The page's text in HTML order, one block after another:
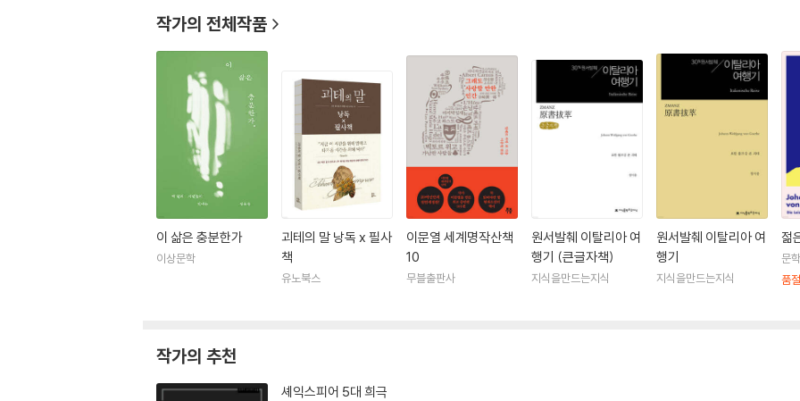
대를 여는 작품인 『괴츠 폰 베를리힝겐』이 1773년 발표되자 독일에서는 뜨거운 논쟁이 벌어졌는데, 독일에서 드라마의 전통
따르지 않고 최초로 영국의 셰익스피어 극을 모방했기 때문이었다. 프로이센의 왕까지 가세한 이 논쟁으로 인해 괴테는 독일에
1768년 건강상의 이유로 요양 생활을 했는데, 그 무렵 신비주의와 중세의 연금술에 관심을 갖게 되었다. 1770년 스트라스부르
되면서 셰익스피어 문학에도 심취했다. 변호사가 된 그는 1772년 제국 고등법원의 실습생으로서 몇 달 동안 베츨러에 머물렀다
하게 되는 아픔을 겪고, 그 경험을 바탕으로 『젊은 베르테르의 슬픔』(1744)을 써, 문단에 이름을 떨쳤다. 『젊은 베르테르의 슬
테르의 옷차림이 유행하고 모방 자살까지 일어나는 등 유럽 전역에서 폭발적인 인기를 끌었다.
1774년 『젊은 베르테르의 슬픔』이 발표되자 괴테는 일약 유럽에서 유명 작가가 되었다. 전국에서 수많은 사람들이 이 젊은 작
투름 운트 드랑'(질풍노도시대, 문예의 혁명 운동)의 대표작으로서 전 독일 뿐만 아니라 전 유럽에 알려졌다. 1775년 제2의 고
82년에는 귀족 반열에 들었다. 1786년의 이탈리아 여행은 괴테의 생애에서 중요한 전환점이 되었는데, 이 여행을 통해 그는
기획한 잡지에 협력하여 우정을 맺은 괴테는 이후 실러의 격려와 이해에 용기를 얻어 많은 작품을 완성했다. 오랫동안 중단되었던
극진한 환대를 받았고, 빌란트(Wieland)를 비롯해 많은 예술가들이 모여 있는 바이마르의 예술적 분위기와 첫눈에 반해 버린
작가의 전체작품
이 삶은 충분한가
이상문학
괴테의 말 낭독 x 필사
책
유노북스
이문열 세계명작산책
10
무블출판사
원서발췌 이탈리아 여
행기 (큰글자책)
지식을만드는지식
원서발췌 이탈리아 여
행기
지식을만드는지식
젊
문
품절
작가의 추천
셰익스피어 5대 희극